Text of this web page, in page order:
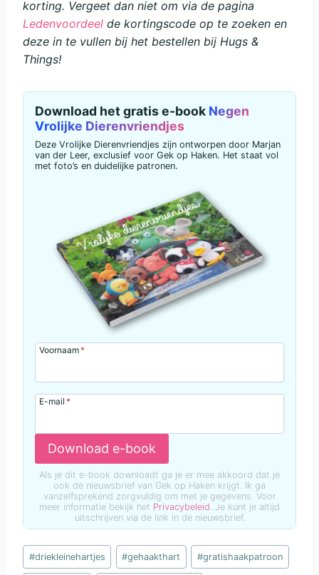
korting. Vergeet dan niet om via de pagina
Ledenvoordeel de kortingscode op te zoeken en
deze in te vullen bij het bestellen bij Hugs &
Things!
Download het gratis e-book Negen
Vrolijke Dierenvriendjes
Deze Vrolijke Dierenvriendjes zijn ontworpen door Marjan
van der Leer, exclusief voor Gek op Haken. Het staat vol
met foto’s en duidelijke patronen.
Voornaam*
E-mail *
Download e-book
Als je dit e-book downloadt ga je er mee akkoord dat je
ook de nieuwsbrief van Gek op Haken krijgt. Ik ga
vanzelfsprekend zorgvuldig om met je gegevens. Voor
meer informatie bekijk het Privacybeleid. Je kunt je altijd
uitschrijven via de link in de nieuwsbrief.
Bericht
tags:
#driekleinehartjes #gehaakthart #gratishaakpatroon